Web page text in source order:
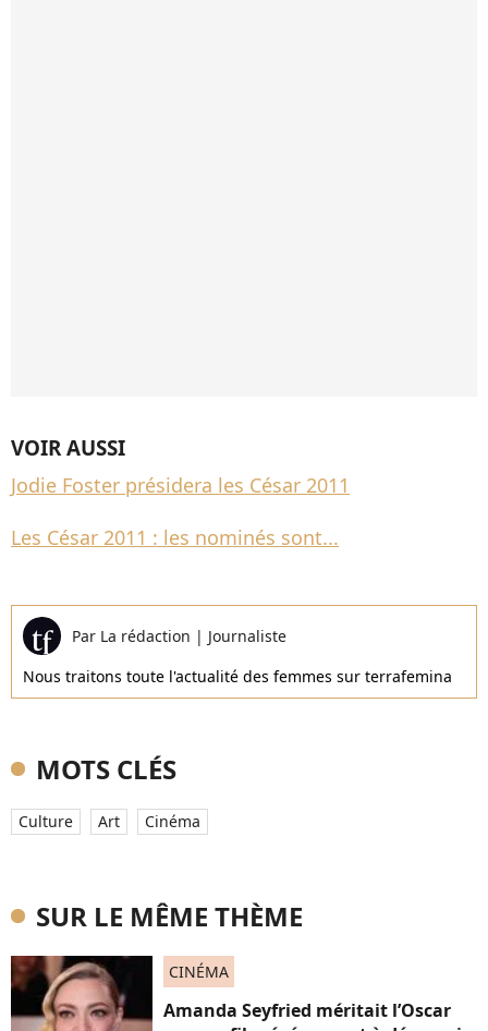
VOIR AUSSI
Jodie Foster présidera les César 2011
Les César 2011 : les nominés sont...
Par La rédaction | Journaliste
Nous traitons toute l'actualité des femmes sur terrafemina
MOTS CLÉS
Culture Art Cinéma
SUR LE MÊME THÈME
CINÉMA
Amanda Seyfried méritait l’Oscar